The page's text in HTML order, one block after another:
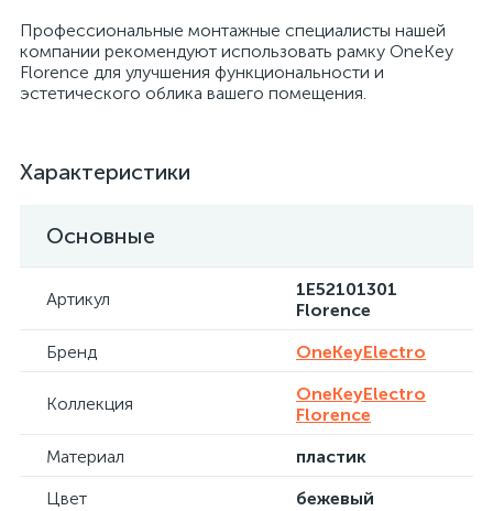
Профессиональные монтажные специалисты нашей
компании рекомендуют использовать рамку OneKey
Florence для улучшения функциональности и
эстетического облика вашего помещения.
Характеристики
Основные
Артикул
1E52101301
Florence
Бренд
OneKeyElectro
Коллекция
OneKeyElectro
Florence
Материал
пластик
Цвет
бежевый